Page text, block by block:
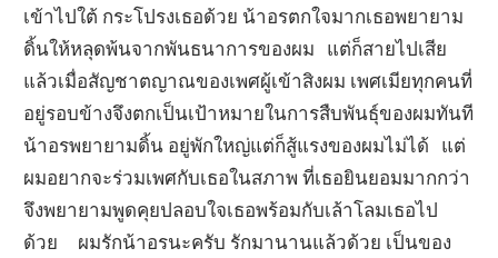
เข้าไปใต้ กระโปรงเธอด้วย น้าอรตกใจมากเธอพยายาม
ดิ้นให้หลุดพ้นจากพันธนาการของผม แต่ก็สายไปเสีย
แล้วเมื่อสัญชาตญาณของเพศผู้เข้าสิงผม เพศเมียทุกคนที่
อยู่รอบข้างจึงตกเป็นเป้าหมายในการสืบพันธุ์ของผมทันที
น้าอรพยายามดิ้น อยู่พักใหญ่แต่ก็สู้แรงของผมไม่ได้ แต่
ผมอยากจะร่วมเพศกับเธอในสภาพ ที่เธอยินยอมมากกว่า
จึงพยายามพูดคุยปลอบใจเธอพร้อมกับเล้าโลมเธอไป
ด้วย ผมรักน้าอรนะครับ รักมานานแล้วด้วย เป็นของ